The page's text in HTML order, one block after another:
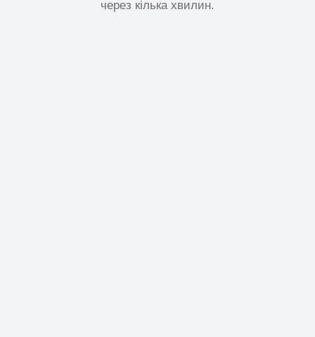
через кілька хвилин.